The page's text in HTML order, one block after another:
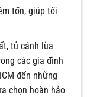
tốn, giúp tối
tủ cánh lùa
các gia đình
đến những
chọn hoàn hảo